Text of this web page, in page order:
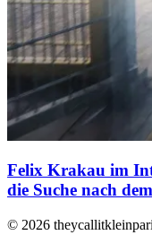
Felix Krakau im
die Suche nach
© 2026